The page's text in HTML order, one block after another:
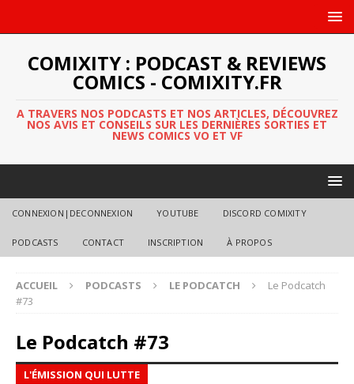
COMIXITY : PODCAST & REVIEWS
COMICS - COMIXITY.FR
A TRAVERS NOS PODCASTS ET NOS ARTICLES, DÉCOUVREZ
NOS AVIS ET CONSEILS SUR LES DERNIÈRES SORTIES ET
NEWS COMICS VO ET VF
CONNEXION|DECONNEXION YOUTUBE DISCORD COMIXITY
PODCASTS CONTACT INSCRIPTION À PROPOS
ACCUEIL PODCASTS LE PODCATCH
Le Podcatch
#73
Le Podcatch #73
L'ÉMISSION QUI LUTTE